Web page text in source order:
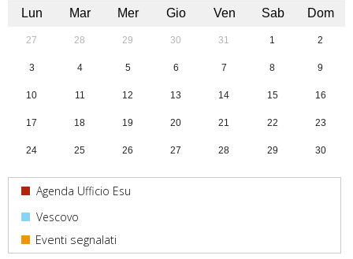
Lun
Mar Mer Gio Ven Sab Dom
27 28 29 30 31 1 2
3 4 5 6 7 8 9
10 11 12 13 14 15 16
17 18 19 20 21 22 23
24 25 26 27 28 29 30
31 1 2 3 4 5 6
Agenda Ufficio Esu
Vescovo